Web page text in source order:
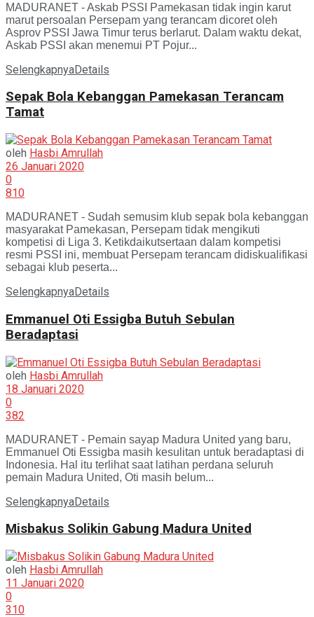
MADURANET - Askab PSSI Pamekasan tidak ingin karut
marut persoalan Persepam yang terancam dicoret oleh
Asprov PSSI Jawa Timur terus berlarut. Dalam waktu dekat,
Askab PSSI akan menemui PT Pojur...
SelengkapnyaDetails
Sepak Bola Kebanggan Pamekasan Terancam
Tamat
oleh Hasbi Amrullah
26 Januari 2020
0
810
MADURANET - Sudah semusim klub sepak bola kebanggan
masyarakat Pamekasan, Persepam tidak mengikuti
kompetisi di Liga 3. Ketikdaikutsertaan dalam kompetisi
resmi PSSI ini, membuat Persepam terancam didiskualifikasi
sebagai klub peserta...
SelengkapnyaDetails
Emmanuel Oti Essigba Butuh Sebulan
Beradaptasi
oleh Hasbi Amrullah
18 Januari 2020
0
382
MADURANET - Pemain sayap Madura United yang baru,
Emmanuel Oti Essigba masih kesulitan untuk beradaptasi di
Indonesia. Hal itu terlihat saat latihan perdana seluruh
pemain Madura United, Oti masih belum...
SelengkapnyaDetails
Misbakus Solikin Gabung Madura United
oleh Hasbi Amrullah
11 Januari 2020
0
310